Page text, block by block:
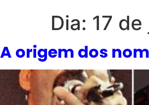
Dia: 17
A origem dos